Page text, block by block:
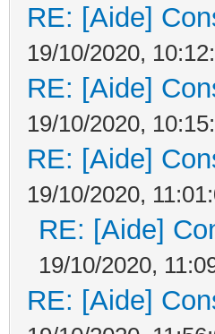
RE: [Aide]
19/10/2020,
RE: [Aide]
19/10/2020,
RE: [Aide]
19/10/2020,
RE: [Aide]
19/10/2020,
RE: [Aide]